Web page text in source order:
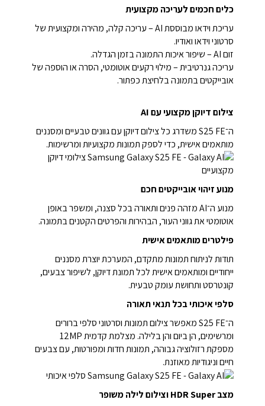
כלים חכמים לעריכה מקצועית
עריכת וידאו מבוססת AI – עריכה קלה, מהירה ומקצועית של
סרטוני וידאו ואודיו.
זום AI – שיפור איכות התמונה בזמן הגדלה.
עריכה גנרטיבית – מילוי רקעים אוטומטי, הסרה או הוספה של
אובייקטים בתמונה בלחיצת כפתור.
צילום דיוקן מקצועי עם AI
ה־S25 FE משדרג כל צילום דיוקן עם גוונים טבעיים ומסננים
מותאמים אישית, כדי לספק תמונות מקצועיות ומרשימות.
מנוע זיהוי אובייקטים חכם
מנוע ה־AI מזהה פנים ותאורה בכל סצנה, ומשפר באופן
אוטומטי את גווני העור, הבהירות והפרטים הקטנים בתמונה.
פילטרים מותאמים אישית
תודות לניתוח תמונות מתקדם, המערכת יוצרת מסננים
ייחודיים ומותאמים אישית לכל תמונת דיוקן, לשיפור צבעים,
קונטרסט ותחושת עומק טבעית.
סלפי איכותי בכל תנאי תאורה
ה־S25 FE מאפשר צילום תמונות וסרטוני סלפי ברורים
ומרשימים, הן ביום והן בלילה. מצלמת קדמית 12MP
מספקת רזולוציה גבוהה, תמונות חדות ומפורטות, עם צבעים
חיים וניגודיות מאוזנת.
מצב HDR Super וצילום לילה משופר